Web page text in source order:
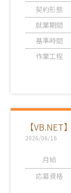
契約形態
就業期間
基準時間
作業工程
【
2026/06/16
月給
応募資格